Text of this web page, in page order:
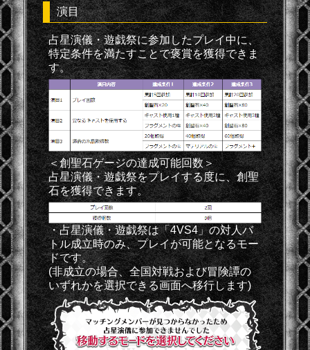
演目
占星演儀・遊戯祭に参加したプレイ中に、
特定条件を満たすことで褒賞を獲得できま
す。
＜創聖石ゲージの達成可能回数＞
占星演儀・遊戯祭をプレイする度に、創聖
石を獲得できます。
・占星演儀・遊戯祭は「4VS4」の対人バ
トル成立時のみ、プレイが可能となるモー
ドです。
(非成立の場合、全国対戦および冒険譚の
いずれかを選択できる画面へ移行します)